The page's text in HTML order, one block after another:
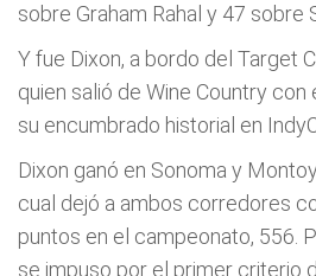
sobre Graham Rahal y 47 sobre
Y fue Dixon, a bordo del Target
quien salió de Wine Country
su encumbrado historial en
Dixon ganó en Sonoma y
cual dejó a ambos corredores
puntos en el campeonato, 556.
se impuso por el primer criterio